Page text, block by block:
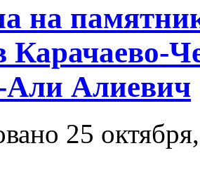
на
Карачаево-
Алиевич
25